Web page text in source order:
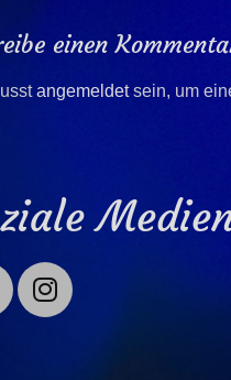
einen
angemeldetsein, um
Instagram